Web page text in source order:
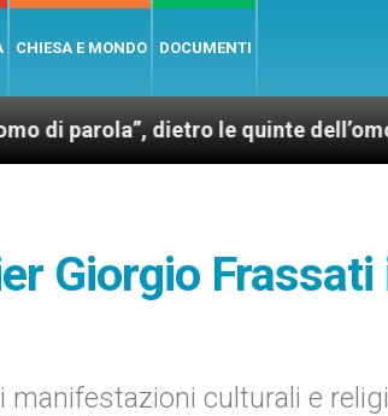
CHIESA E MONDO DOCUMENTI
dietro le quinte dell’omonimo
Giorgio
culturali e